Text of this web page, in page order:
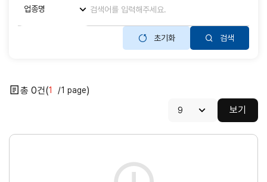
닫기
초기화 검색
0 1
1
보기